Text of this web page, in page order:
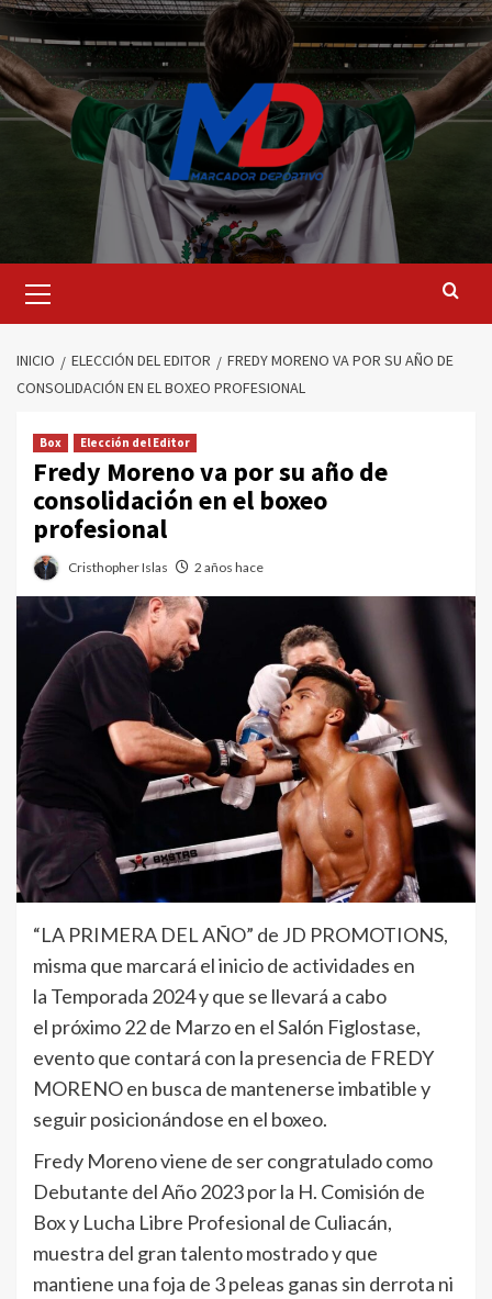
Saltar
al
contenido
principal
INICIO ELECCIÓN DEL EDITOR
FREDY MORENO VA POR SU AÑO DE
CONSOLIDACIÓN EN EL BOXEO PROFESIONAL
Box Elección del Editor
Fredy Moreno va por su año de
consolidación en el boxeo
profesional
Cristhopher Islas 2 años hace
“LA PRIMERA DEL AÑO” de JD PROMOTIONS,
misma que marcará el inicio de actividades en
la Temporada 2024 y que se llevará a cabo
el próximo 22 de Marzo en el Salón Figlostase,
evento que contará con la presencia de FREDY
MORENO en busca de mantenerse imbatible y
seguir posicionándose en el boxeo.
Fredy Moreno viene de ser congratulado como
Debutante del Año 2023 por la H. Comisión de
Box y Lucha Libre Profesional de Culiacán,
muestra del gran talento mostrado y que
mantiene una foja de 3 peleas ganas sin derrota ni